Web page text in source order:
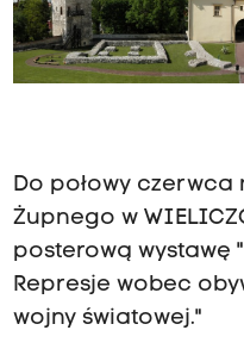
Do połowy czerwca
Żupnego w
posterową wystawę
Represje wobec
wojny światowej."